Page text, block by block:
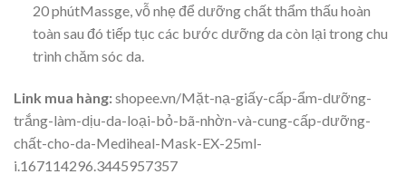
20 phútMassge, vỗ nhẹ để dưỡng chất thẩm thấu hoàn
toàn sau đó tiếp tục các bước dưỡng da còn lại trong chu
trình chăm sóc da.
Link mua hàng:shopee.vn/Mặt-nạ-giấy-cấp-ẩm-dưỡng-
trắng-làm-dịu-da-loại-bỏ-bã-nhờn-và-cung-cấp-dưỡng-
chất-cho-da-Mediheal-Mask-EX-25ml-
i.167114296.3445957357